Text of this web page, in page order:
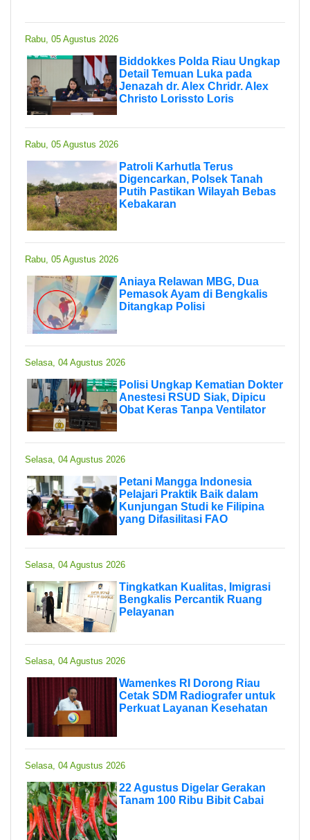
Rabu, 05 Agustus 2026
Biddokkes Polda Riau Ungkap
Detail Temuan Luka pada
Jenazah dr. Alex Chridr. Alex
Christo Lorissto Loris
Rabu, 05 Agustus 2026
Patroli Karhutla Terus
Digencarkan, Polsek Tanah
Putih Pastikan Wilayah Bebas
Kebakaran
Rabu, 05 Agustus 2026
Aniaya Relawan MBG, Dua
Pemasok Ayam di Bengkalis
Ditangkap Polisi
Selasa, 04 Agustus 2026
Polisi Ungkap Kematian Dokter
Anestesi RSUD Siak, Dipicu
Obat Keras Tanpa Ventilator
Selasa, 04 Agustus 2026
Petani Mangga Indonesia
Pelajari Praktik Baik dalam
Kunjungan Studi ke Filipina
yang Difasilitasi FAO
Selasa, 04 Agustus 2026
Tingkatkan Kualitas, Imigrasi
Bengkalis Percantik Ruang
Pelayanan
Selasa, 04 Agustus 2026
Wamenkes RI Dorong Riau
Cetak SDM Radiografer untuk
Perkuat Layanan Kesehatan
Selasa, 04 Agustus 2026
22 Agustus Digelar Gerakan
Tanam 100 Ribu Bibit Cabai